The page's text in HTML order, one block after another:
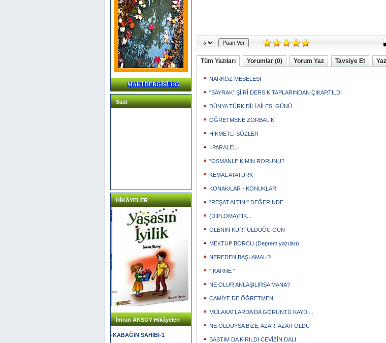
MAKİ DERGİSİ-105
Saat
HİKÂYELER
İmran AKSOY Hikâyeleri
-KABAĞIN SAHİBİ-1
Tüm Yazıları Yorumlar (0) Yorum Yaz Tavsiye Et
NARKOZ MESELESİ
"BAYRAK" ŞİİRİ DERS KİTAPLARINDAN ÇIKARTILDI
DÜNYA TÜRK DİLİ AİLESİ GÜNÜ
ÖĞRETMENE ZORBALIK
HİKMETLİ SÖZLER
=PARALEL=
"OSMANLI" KİMİN RORUNU?
KEMAL ATATÜRK
KONAK/LAR - KONUKLAR
"REŞAT ALTINI" DEĞERİNDE...
(DİPLOMA)TİK...
ÖLENİN KURTULDUĞU GÜN
MEKTUP BORCU (Deprem yazıları)
NEREDEN BAŞLAMALI?
" KARNE "
NE OLUR ANLAŞILIRSA MANA?
CAMİYE DE ÖĞRETMEN
MÜLAKATLARDA DA GÖRÜNTÜ KAYDI...
NE OLDUYSA BİZE, AZAR, AZAR OLDU
BASTIM DA KIRILDI CEVİZİN DALI